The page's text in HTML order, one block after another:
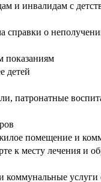
и инвалидам с
справки о
показаниям
детей
патронатные
помещение и
к месту лечения и